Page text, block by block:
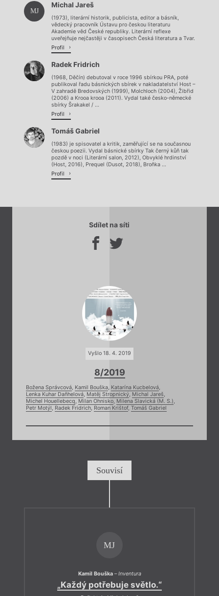
MJ
Michal Jareš
(1973), literární historik, publicista, editor a básník,
vědecký pracovník Ústavu pro českou literaturu
Akademie věd České republiky. Literární reflexe
uveřejňuje nejčastěji v časopisech Česká literatura a Tvar.
Profil
Radek Fridrich
(1968, Děčín) debutoval v roce 1996 sbírkou PRA, poté
publikoval řadu básnických sbírek v nakladatelství Host –
V zahradě Bredovských (1999), Molchloch (2004), Žibřid
(2006) a Krooa krooa (2011). Vydal také česko-německé
sbírky Šrakakel / ...
Profil
Tomáš Gabriel
(1983) je spisovatel a kritik, zaměřující se na současnou
českou poezii. Vydal básnické sbírky Tak černý kůň tak
pozdě v noci (Literární salon, 2012), Obvyklé hrdinství
(Host, 2016), Prequel (Dusot, 2018), Broňka ...
Profil
Sdílet na síti
Vyšlo 18. 4. 2019
8/2019
Božena Správcová, Kamil Bouška, Katarína Kucbelová,
Lenka Kuhar Daňhelová, Matěj Stropnický, Michal Jareš,
Michel Houellebecq, Milan Ohnisko, Milena Slavická (M. S.),
Petr Motýl, Radek Fridrich, Roman Krištof, Tomáš Gabriel
Souvisí
MJ
Kamil Bouška–Inventura
„Každý potřebuje světlo.“